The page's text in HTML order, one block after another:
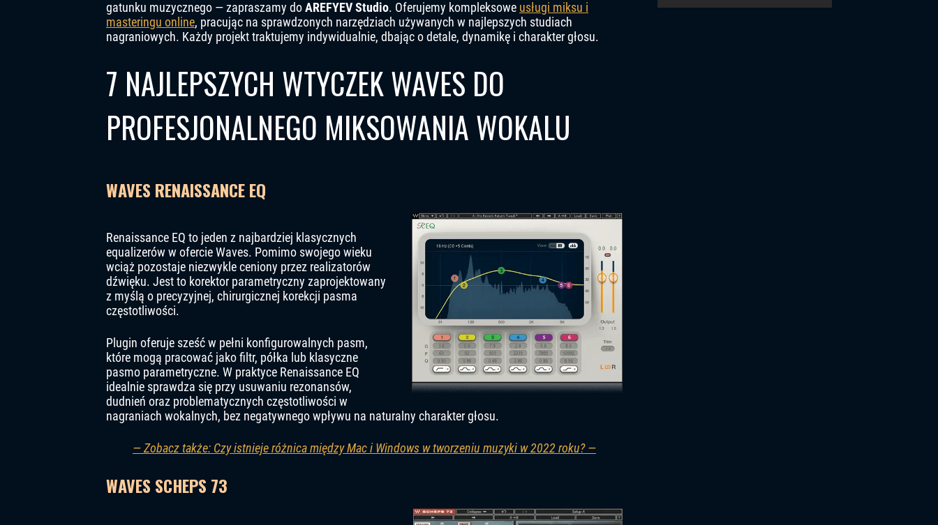
gatunku muzycznego — zapraszamy doAREFYEV Studio. Oferujemy kompleksowe usługi miksu i
masteringu online, pracując na sprawdzonych narzędziach używanych w najlepszych studiach
nagraniowych. Każdy projekt traktujemy indywidualnie, dbając o detale, dynamikę i charakter głosu.
7 NAJLEPSZYCH WTYCZEK WAVES DO
PROFESJONALNEGO MIKSOWANIA WOKALU
WAVES RENAISSANCE EQ
Renaissance EQ to jeden z najbardziej klasycznych
equalizerów w ofercie Waves. Pomimo swojego wieku
wciąż pozostaje niezwykle ceniony przez realizatorów
dźwięku. Jest to korektor parametryczny zaprojektowany
z myślą o precyzyjnej, chirurgicznej korekcji pasma
częstotliwości.
Plugin oferuje sześć w pełni konfigurowalnych pasm,
które mogą pracować jako filtr, półka lub klasyczne
pasmo parametryczne. W praktyce Renaissance EQ
idealnie sprawdza się przy usuwaniu rezonansów,
dudnień oraz problematycznych częstotliwości w
nagraniach wokalnych, bez negatywnego wpływu na naturalny charakter głosu.
— Zobacz także: Czy istnieje różnica między Mac i Windows w tworzeniu muzyki w 2022 roku? —
WAVES SCHEPS 73